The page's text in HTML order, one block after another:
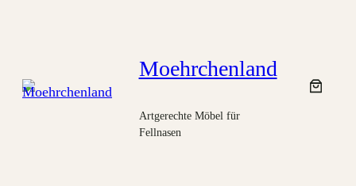
Moehrchenland
Artgerechte Möbel für
Fellnasen